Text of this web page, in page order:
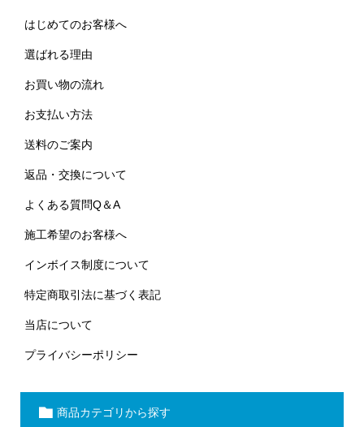
はじめてのお客様へ
選ばれる理由
お買い物の流れ
お支払い方法
送料のご案内
返品・交換について
よくある質問Q＆A
施工希望のお客様へ
インボイス制度について
特定商取引法に基づく表記
当店について
プライバシーポリシー
商品カテゴリから探す